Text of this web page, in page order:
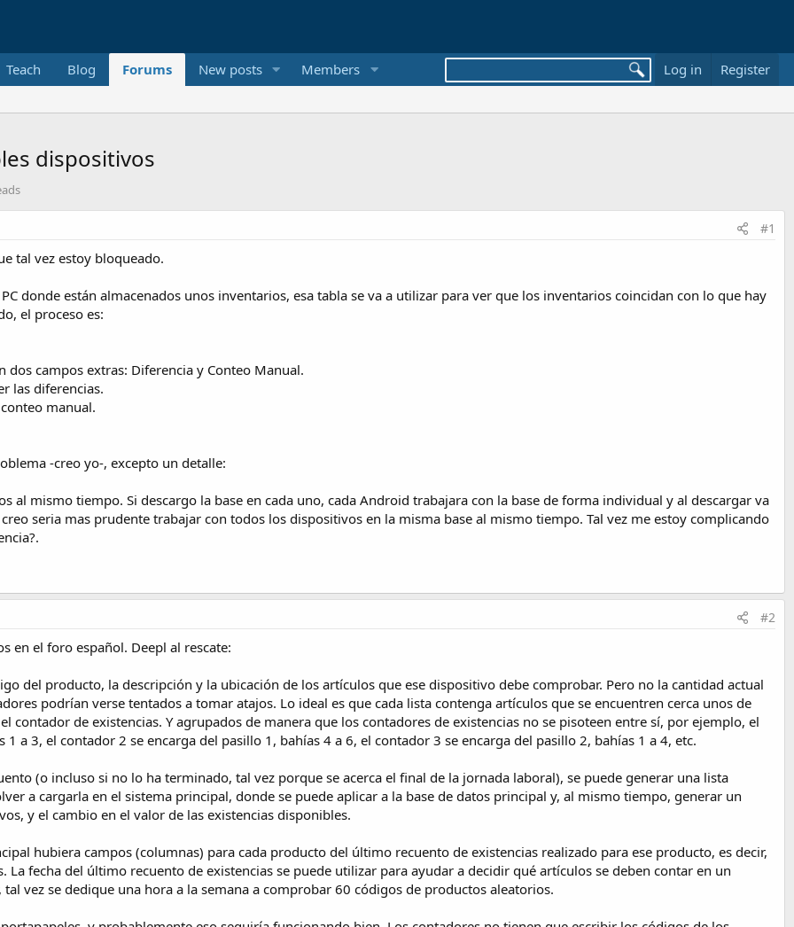
Teach Blog Forums New posts Members Log in Register
dispositivos
#1
tal vez estoy bloqueado.
donde están almacenados unos inventarios, esa tabla se va a utilizar para ver que los inventarios coincidan con lo que hay
el proceso es:
campos extras: Diferencia y Conteo Manual.
las diferencias.
manual.
-creo yo-, excepto un detalle:
al mismo tiempo. Si descargo la base en cada uno, cada Android trabajara con la base de forma individual y al descargar va
seria mas prudente trabajar con todos los dispositivos en la misma base al mismo tiempo. Tal vez me estoy complicando
#2
en el foro español. Deepl al rescate:
del producto, la descripción y la ubicación de los artículos que ese dispositivo debe comprobar. Pero no la cantidad actual
podrían verse tentados a tomar atajos. Lo ideal es que cada lista contenga artículos que se encuentren cerca unos de
contador de existencias. Y agrupados de manera que los contadores de existencias no se pisoteen entre sí, por ejemplo, el
a 3, el contador 2 se encarga del pasillo 1, bahías 4 a 6, el contador 3 se encarga del pasillo 2, bahías 1 a 4, etc.
(o incluso si no lo ha terminado, tal vez porque se acerca el final de la jornada laboral), se puede generar una lista
a cargarla en el sistema principal, donde se puede aplicar a la base de datos principal y, al mismo tiempo, generar un
y el cambio en el valor de las existencias disponibles.
hubiera campos (columnas) para cada producto del último recuento de existencias realizado para ese producto, es decir,
La fecha del último recuento de existencias se puede utilizar para ayudar a decidir qué artículos se deben contar en un
vez se dedique una hora a la semana a comprobar 60 códigos de productos aleatorios.